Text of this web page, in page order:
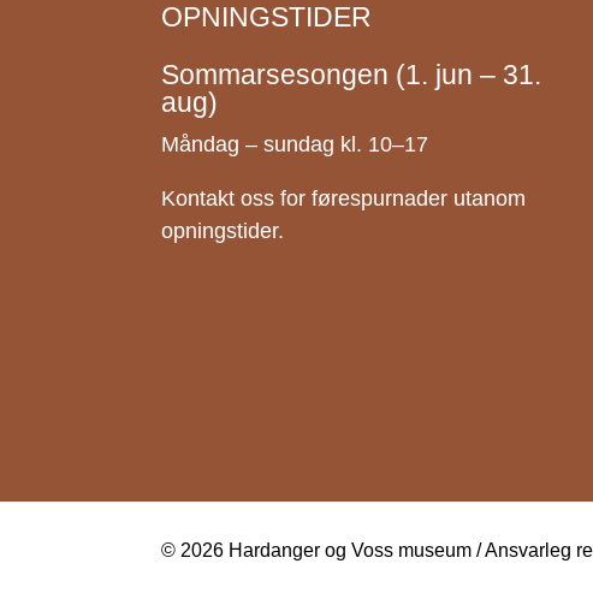
OPNINGSTIDER
Sommarsesongen (1. jun – 31.
aug)
Måndag – sundag kl. 10–17
Kontakt oss for førespurnader utanom
opningstider.
© 2026 Hardanger og Voss museum / Ansvarleg